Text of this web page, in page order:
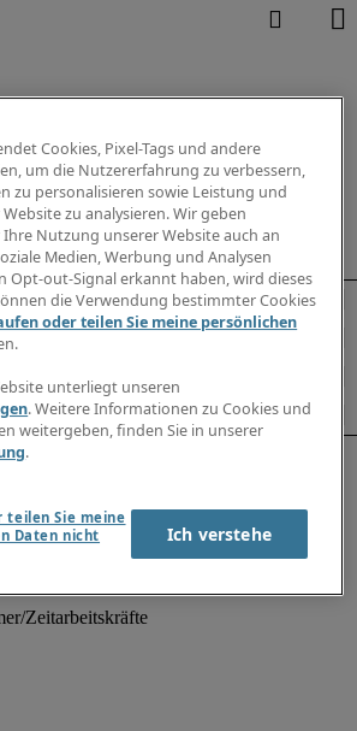
Zeitarbeitskräfte
Cookies, Pixel-Tags und andere
um die Nutzererfahrung zu verbessern,
zu personalisieren sowie Leistung und
zu analysieren. Wir geben
Nutzung unserer Website auch an
Medien, Werbung und Analysen
Opt-out-Signal erkannt haben, wird dieses
die Verwendung bestimmter Cookies
oder teilen Sie meine persönlichen
unterliegt unseren
. Weitere Informationen zu Cookies und
weitergeben, finden Sie in unserer
.
teilen Sie meine
Daten nicht
Ich verstehe